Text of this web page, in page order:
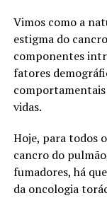
Vimos como a
estigma do
componentes
fatores
comportamentais
vidas.
Hoje, para todos
cancro do
fumadores, há
da oncologia